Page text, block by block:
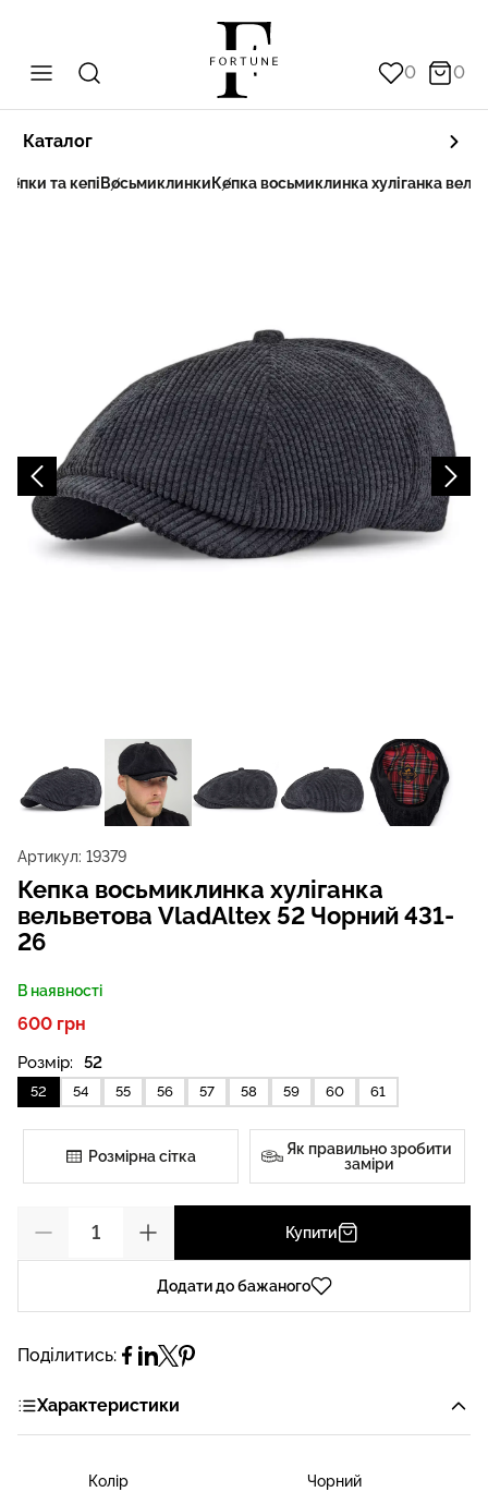
0 0
Каталог
Кепки та кепі Восьмиклинки Кепка восьмиклинка хуліганка
Артикул: 19379
Кепка восьмиклинка хуліганка
вельветова VladAltex 52 Чорний 431-
26
В наявності
600 грн
Розмір: 52
52 54 55 56 57 58 59 60 61
Розмірна сітка
Як правильно зробити
заміри
Купити
Додати до бажаного
Поділитись:
Характеристики
Колір Чорний